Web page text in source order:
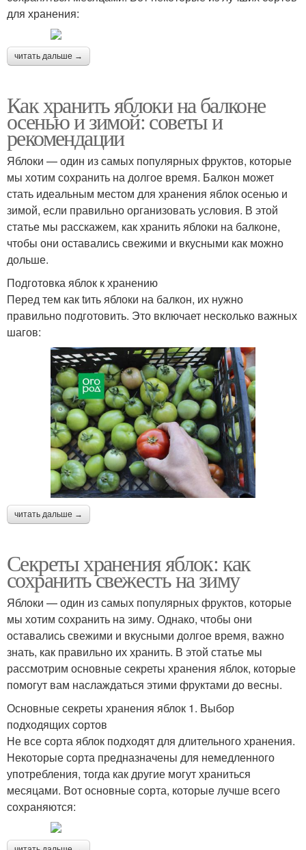
для хранения:
читать дальше →
Как хранить яблоки на балконе
осенью и зимой: советы и
рекомендации
Яблоки — один из самых популярных фруктов, которые
мы хотим сохранить на долгое время. Балкон может
стать идеальным местом для хранения яблок осенью и
зимой, если правильно организовать условия. В этой
статье мы расскажем, как хранить яблоки на балконе,
чтобы они оставались свежими и вкусными как можно
дольше.
Подготовка яблок к хранению
Перед тем как tить яблоки на балкон, их нужно
правильно подготовить. Это включает несколько важных
шагов:
читать дальше →
Секреты хранения яблок: как
сохранить свежесть на зиму
Яблоки — один из самых популярных фруктов, которые
мы хотим сохранить на зиму. Однако, чтобы они
оставались свежими и вкусными долгое время, важно
знать, как правильно их хранить. В этой статье мы
рассмотрим основные секреты хранения яблок, которые
помогут вам наслаждаться этими фруктами до весны.
Основные секреты хранения яблок 1. Выбор
подходящих сортов
Не все сорта яблок подходят для длительного хранения.
Некоторые сорта предназначены для немедленного
употребления, тогда как другие могут храниться
месяцами. Вот основные сорта, которые лучше всего
сохраняются: